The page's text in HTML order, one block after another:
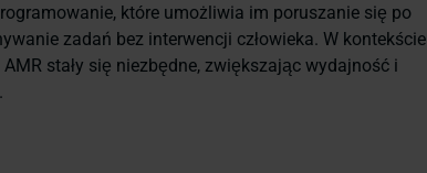
które umożliwia im poruszanie się po
zadań bez interwencji człowieka. W kontekście
stały się niezbędne, zwiększając wydajność i